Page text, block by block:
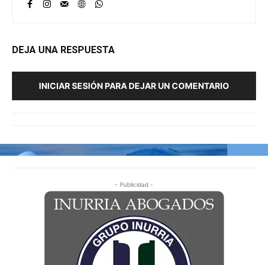
DEJA UNA RESPUESTA
INICIAR SESIÓN PARA DEJAR UN COMENTARIO
- Publicidad -